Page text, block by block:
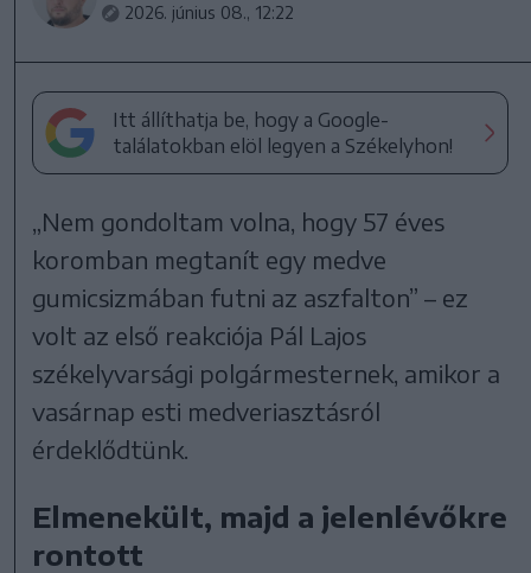
2026. június 08., 12:22
Itt állíthatja be, hogy a Google-
találatokban elöl legyen a Székelyhon!
„Nem gondoltam volna, hogy 57 éves
koromban megtanít egy medve
gumicsizmában futni az aszfalton” – ez
volt az első reakciója Pál Lajos
székelyvarsági polgármesternek, amikor a
vasárnap esti medveriasztásról
érdeklődtünk.
Elmenekült, majd a jelenlévőkre
rontott